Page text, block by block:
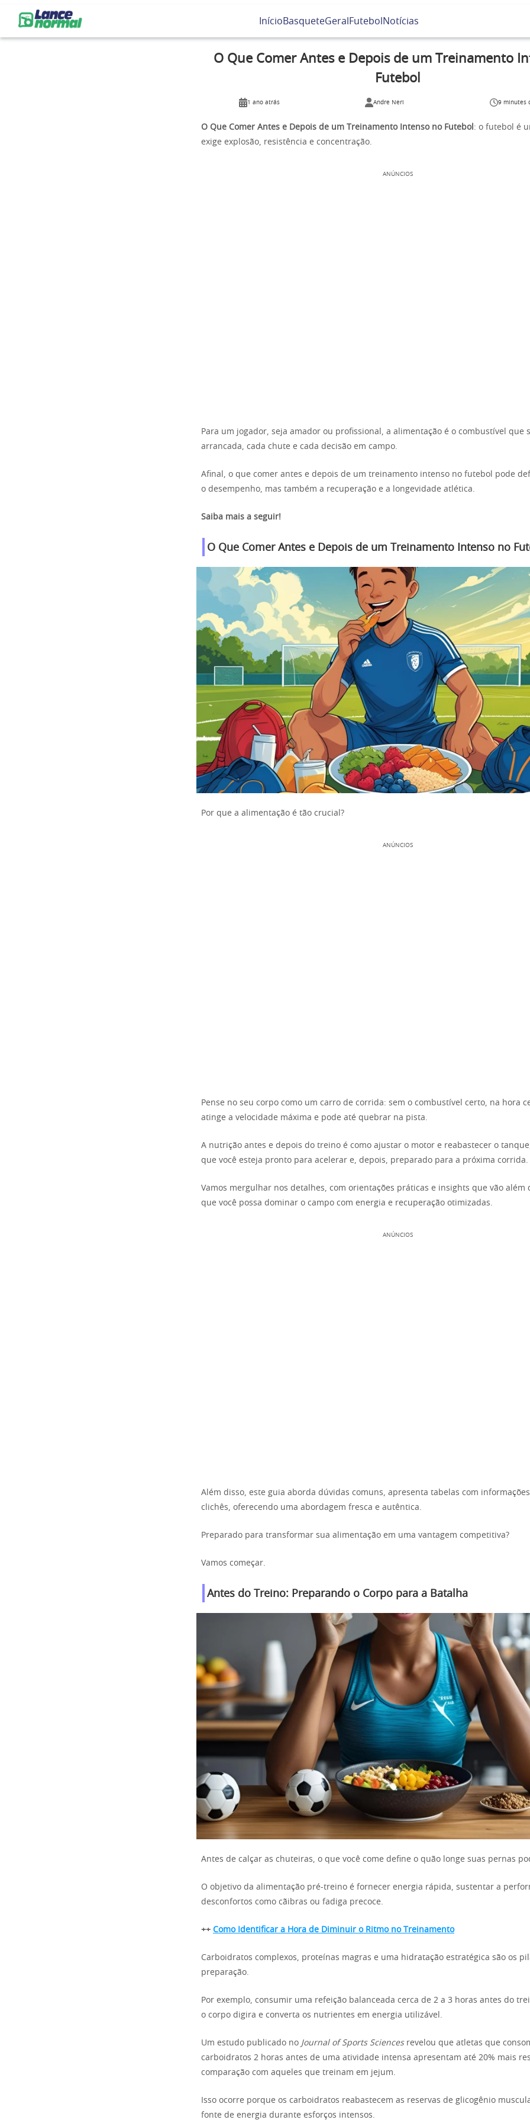
Início BasqueteGeral Futebol Notícias
O Que Comer Antes e Depois de um Treinamento
Futebol
1 ano atrás Andre Neri 9 minutes
O Que Comer Antes e Depois de um Treinamento Intenso no Futebol : o futebol é
exige explosão, resistência e concentração.
ANÚNCIOS
Para um jogador, seja amador ou profissional, a alimentação é o combustível que
arrancada, cada chute e cada decisão em campo.
Afinal, o que comer antes e depois de um treinamento intenso no futebol pode
o desempenho, mas também a recuperação e a longevidade atlética.
Saiba mais a seguir!
O Que Comer Antes e Depois de um Treinamento Intenso no
Por que a alimentação é tão crucial?
ANÚNCIOS
Pense no seu corpo como um carro de corrida: sem o combustível certo, na hora
atinge a velocidade máxima e pode até quebrar na pista.
A nutrição antes e depois do treino é como ajustar o motor e reabastecer o
que você esteja pronto para acelerar e, depois, preparado para a próxima corrida.
Vamos mergulhar nos detalhes, com orientações práticas e insights que vão além
que você possa dominar o campo com energia e recuperação otimizadas.
ANÚNCIOS
Além disso, este guia aborda dúvidas comuns, apresenta tabelas com
clichês, oferecendo uma abordagem fresca e autêntica.
Preparado para transformar sua alimentação em uma vantagem competitiva?
Vamos começar.
Antes do Treino: Preparando o Corpo para a Batalha
Antes de calçar as chuteiras, o que você come define o quão longe suas pernas
O objetivo da alimentação pré-treino é fornecer energia rápida, sustentar a
desconfortos como cãibras ou fadiga precoce.
++ Como Identificar a Hora de Diminuir o Ritmo no Treinamento
Carboidratos complexos, proteínas magras e uma hidratação estratégica são os
preparação.
Por exemplo, consumir uma refeição balanceada cerca de 2 a 3 horas antes do
o corpo digira e converta os nutrientes em energia utilizável.
Um estudo publicado no Journal of Sports Sciencesrevelou que atletas que
carboidratos 2 horas antes de uma atividade intensa apresentam até 20% mais
comparação com aqueles que treinam em jejum.
Isso ocorre porque os carboidratos reabastecem as reservas de glicogênio
fonte de energia durante esforços intensos.